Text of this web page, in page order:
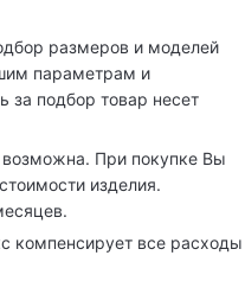
размеров и моделей
параметрам и
за подбор товар несет
возможна. При покупке Вы
изделия.
компенсирует все расходы